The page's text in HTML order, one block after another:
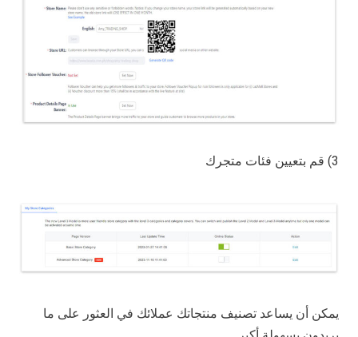
3) قم بتعيين فئات متجرك
يمكن أن يساعد تصنيف منتجاتك عملائك في العثور على ما